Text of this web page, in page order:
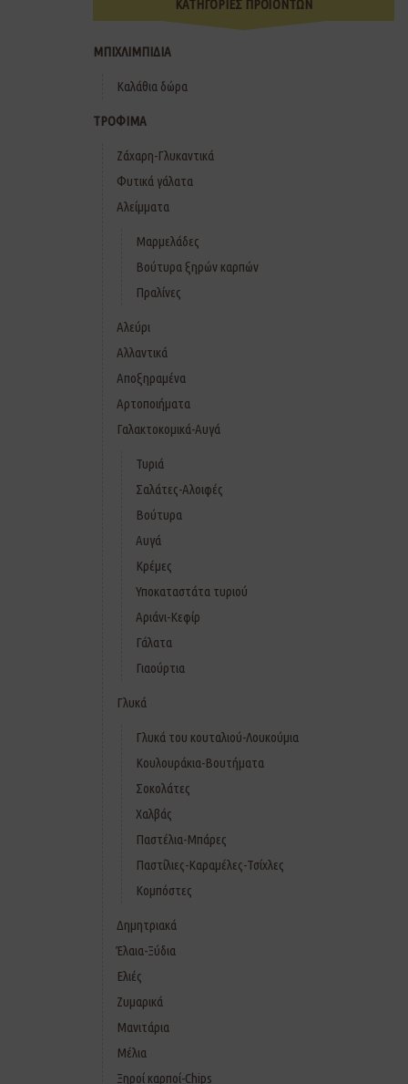
ΚΑΤΗΓΟΡΙΕΣ ΠΡΟΪΟΝΤΩΝ
ΜΠΙΧΛΙΜΠΙΔΙΑ
Καλάθια δώρα
ΤΡΟΦΙΜΑ
Ζάχαρη-Γλυκαντικά
Φυτικά γάλατα
Αλείμματα
Μαρμελάδες
Βούτυρα ξηρών καρπών
Πραλίνες
Αλεύρι
Αλλαντικά
Αποξηραμένα
Αρτοποιήματα
Γαλακτοκομικά-Αυγά
Τυριά
Σαλάτες-Αλοιφές
Βούτυρα
Αυγά
Κρέμες
Υποκαταστάτα τυριού
Αριάνι-Κεφίρ
Γάλατα
Γιαούρτια
Γλυκά
Γλυκά του κουταλιού-Λουκούμια
Κουλουράκια-Βουτήματα
Σοκολάτες
Χαλβάς
Παστέλια-Μπάρες
Παστίλιες-Καραμέλες-Τσίχλες
Κομπόστες
Δημητριακά
Έλαια-Ξύδια
Ελιές
Ζυμαρικά
Μανιτάρια
Μέλια
Ξηροί καρποί-Chips